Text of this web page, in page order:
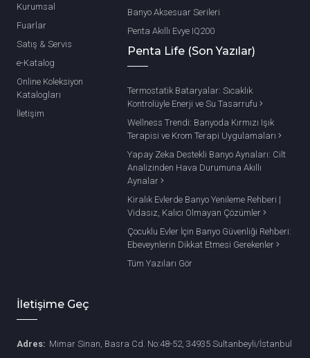
Kurumsal
Fuarlar
Satış & Servis
e-Katalog
Online Koleksiyon
Katalogları
İletişim
Banyo Aksesuar Serileri
Penta Akıllı Evye IQ200
Penta Life (Son Yazılar)
Termostatik Bataryalar: Sıcaklık
Kontrolüyle Enerji ve Su Tasarrufu
Wellness Trendi: Banyoda Kırmızı Işık
Terapisi ve Krom Terapi Uygulamaları
Yapay Zeka Destekli Banyo Aynaları: Cilt
Analizinden Hava Durumuna Akıllı
Aynalar
Kiralık Evlerde Banyo Yenileme Rehberi |
Vidasız, Kalıcı Olmayan Çözümler
Çocuklu Evler İçin Banyo Güvenliği Rehberi:
Ebeveynlerin Dikkat Etmesi Gerekenler
Tüm Yazıları Gör
İletişime Geç
Adres: Mimar Sinan, Basra Cd. No:48-52, 34935 Sultanbeyli/İstanbul